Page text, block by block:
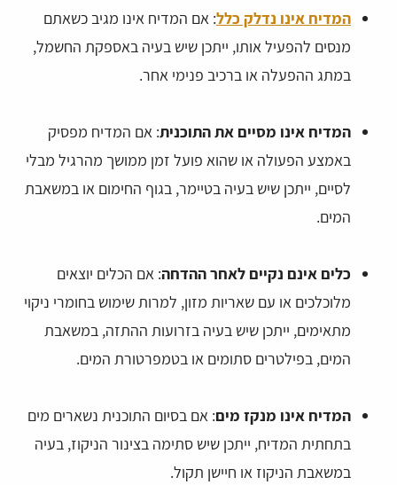
המדיח אינו נדלק כלל: אם המדיח אינו מגיב כשאתם
מנסים להפעיל אותו, ייתכן שיש בעיה באספקת החשמל,
במתג ההפעלה או ברכיב פנימי אחר.
המדיח אינו מסיים את התוכנית: אם המדיח מפסיק
באמצע הפעולה או שהוא פועל זמן ממושך מהרגיל מבלי
לסיים, ייתכן שיש בעיה בטיימר, בגוף החימום או במשאבת
המים.
כלים אינם נקיים לאחר ההדחה: אם הכלים יוצאים
מלוכלכים או עם שאריות מזון, למרות שימוש בחומרי ניקוי
מתאימים, ייתכן שיש בעיה בזרועות ההתזה, במשאבת
המים, בפילטרים סתומים או בטמפרטורת המים.
המדיח אינו מנקז מים: אם בסיום התוכנית נשארים מים
בתחתית המדיח, ייתכן שיש סתימה בצינור הניקוז, בעיה
במשאבת הניקוז או חיישן תקול.